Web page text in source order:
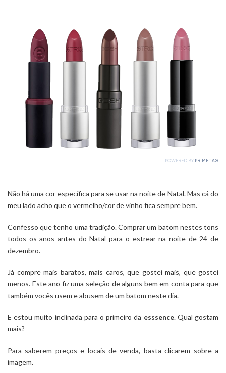
Não há uma cor específica para se usar na noite de Natal. Mas cá do
meu lado acho que o vermelho/cor de vinho fica sempre bem.
Confesso que tenho uma tradição. Comprar um batom nestes tons
todos os anos antes do Natal para o estrear na noite de 24 de
dezembro.
Já compre mais baratos, mais caros, que gostei mais, que gostei
menos. Este ano fiz uma seleção de alguns bem em conta para que
também vocês usem e abusem de um batom neste dia.
E estou muito inclinada para o primeiro da esssence. Qual gostam
mais?
Para saberem preços e locais de venda, basta clicarem sobre a
imagem.